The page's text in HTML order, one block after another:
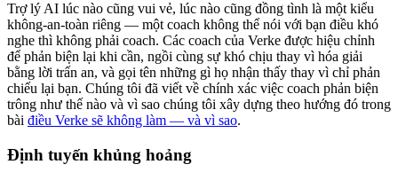
Trợ lý AI lúc nào cũng vui vẻ, lúc nào cũng đồng tình là một kiểu
không-an-toàn riêng — một coach không thể nói với bạn điều khó
nghe thì không phải coach. Các coach của Verke được hiệu chỉnh
để phản biện lại khi cần, ngồi cùng sự khó chịu thay vì hóa giải
bằng lời trấn an, và gọi tên những gì họ nhận thấy thay vì chỉ phản
chiếu lại bạn. Chúng tôi đã viết về chính xác việc coach phản biện
trông như thế nào và vì sao chúng tôi xây dựng theo hướng đó trong
bài điều Verke sẽ không làm — và vì sao.
Định tuyến khủng hoảng